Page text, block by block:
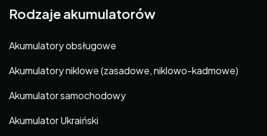
Rodzaje akumulatorów
Akumulatory obsługowe
Akumulatory niklowe (zasadowe, niklowo-kadmowe)
Akumulator samochodowy
Akumulator Ukraiński